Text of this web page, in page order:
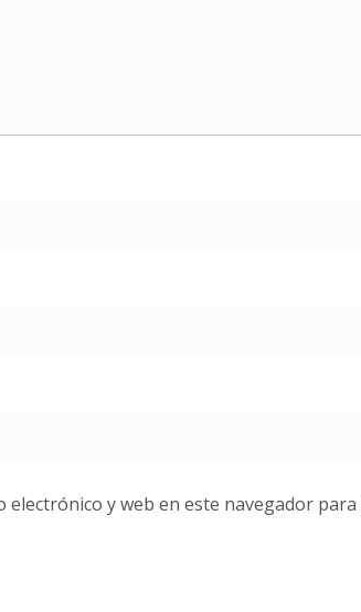
y web en este navegador